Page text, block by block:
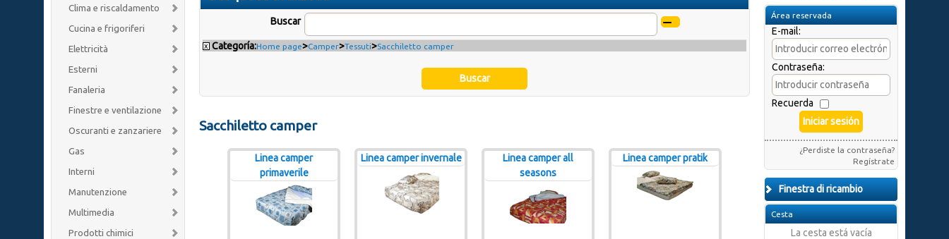
Clima e riscaldamento
Cucina e frigoriferi
Elettricità
Esterni
Fanaleria
Finestre e ventilazione
Oscuranti e zanzariere
Gas
Interni
Manutenzione
Multimedia
Prodotti chimici
Buscar
x Categoría:Home page>Camper>Tessuti>Sacchiletto camper
Sacchiletto camper
Linea camper
primaverile
Linea camper invernale
Linea camper all
seasons
Linea camper pratik
Área reservada
E-mail:
Contraseña:
Recuerda
¿Perdiste la contraseña?
Regístrate
Finestra di ricambio
Cesta
La cesta está vacía